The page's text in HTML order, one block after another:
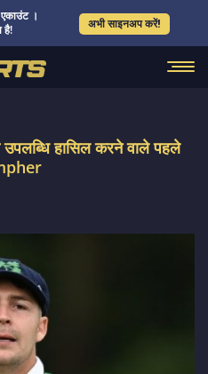
।
है!
अभी साइनअप करें!
हासिल करने वाले पहले